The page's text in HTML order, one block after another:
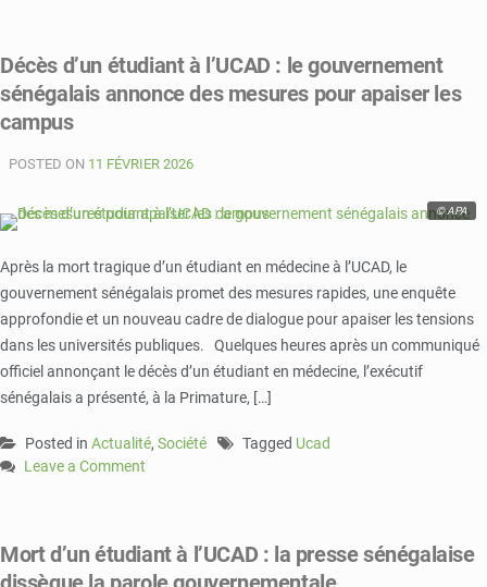
suspension
des
amicales
étudiantes
après
décès
Décès d’un étudiant à l’UCAD : le gouvernement
sénégalais annonce des mesures pour apaiser les
campus
POSTED ON 11 FÉVRIER 2026
© APA
Après la mort tragique d’un étudiant en médecine à l’UCAD, le
gouvernement sénégalais promet des mesures rapides, une enquête
approfondie et un nouveau cadre de dialogue pour apaiser les tensions
dans les universités publiques. Quelques heures après un communiqué
officiel annonçant le décès d’un étudiant en médecine, l’exécutif
sénégalais a présenté, à la Primature, […]
Posted in Actualité, Société Tagged Ucad
Leave a Comment
étudiant
à
Mort d’un étudiant à l’UCAD : la presse sénégalaise